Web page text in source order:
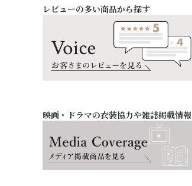
お祝い・記念日
オフィス
バッグ・シューズ
ファッション雑貨
レビューの多い商品から探す
映画・ドラマの衣装協力や雑誌掲載情報